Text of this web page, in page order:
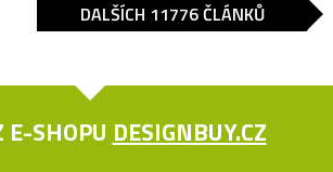
DALŠÍCH 11776 ČLÁNKŮ
E-SHOPU DESIGNBUY.CZ